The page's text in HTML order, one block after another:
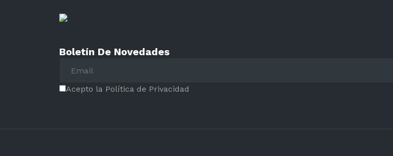
Boletín De Novedades
Acepto la Política de Privacidad